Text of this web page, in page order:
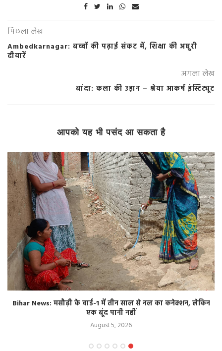
पिछला लेख
Ambedkarnagar: बच्चों की पढ़ाई संकट में, शिक्षा की अधूरी
दीवारें
अगला लेख
बांदा: कला की उड़ान – श्रेया आकर्ष इंस्टिट्यूट
आपको यह भी पसंद आ सकता है
Bihar News: मसौढ़ी के वार्ड-1 में तीन साल से नल का कनेक्शन, लेकिन
एक बूंद पानी नहीं
August 5, 2026